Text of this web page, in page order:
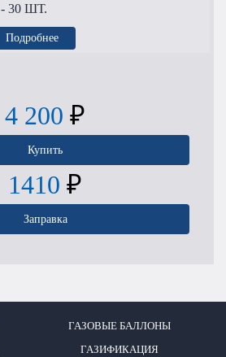
- 30 ШТ.
Подробнее
4 200 ₽
Купить
1410 ₽
Заправка
ГАЗОВЫЕ БАЛЛОНЫ
ГАЗИФИКАЦИЯ